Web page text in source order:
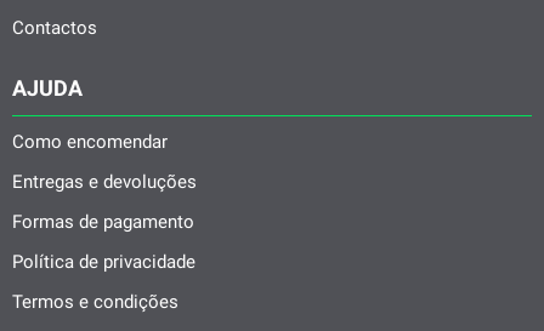
Contactos
AJUDA
Como encomendar
Entregas e devoluções
Formas de pagamento
Política de privacidade
Termos e condições